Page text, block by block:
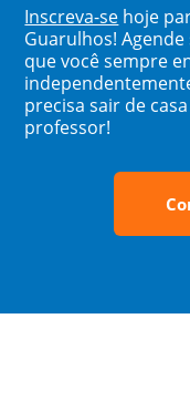
Inscreva-se hoje
Guarulhos!
que você sempre
precisa sair de
professor!